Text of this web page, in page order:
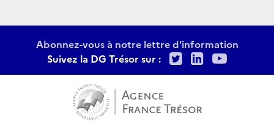
Abonnez-vous à notre lettre d'information
Suivez la DG Trésor sur :
TwitterLinkedIn